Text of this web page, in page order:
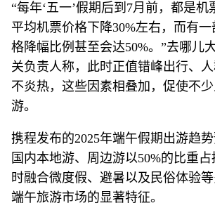
“每年‘五一’假期后到7月前，都是机
平均机票价格下降30%左右，而有
格降幅比例甚至会达50%。”去哪儿
关负责人称，此时正值错峰出行、
不炎热，这些因素相叠加，促使不
游。
携程发布的2025年端午假期出游趋势
国内本地游、周边游以50%的比重
时融合微度假、避暑以及民俗体验
端午旅游市场的显著特征。